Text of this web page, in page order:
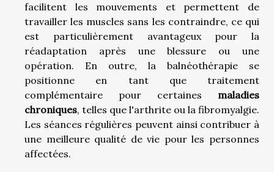
facilitent les mouvements et permettent de
travailler les muscles sans les contraindre, ce qui
est particulièrement avantageux pour la
réadaptation après une blessure ou une
opération. En outre, la balnéothérapie se
positionne en tant que traitement
complémentaire pour certaines maladies
chroniques, telles que l'arthrite ou la fibromyalgie.
Les séances régulières peuvent ainsi contribuer à
une meilleure qualité de vie pour les personnes
affectées.